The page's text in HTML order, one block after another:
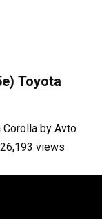
Toyota
Corolla by Avto
views